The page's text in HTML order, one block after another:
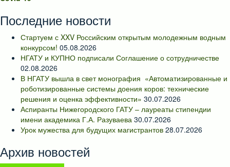
Последние новости
Стартуем с XXV Российским открытым молодежным водным
конкурсом! 05.08.2026
НГАТУ и КУПНО подписали Соглашение о сотрудничестве
02.08.2026
В НГАТУ вышла в свет монография «Автоматизированные и
роботизированные системы доения коров: технические
решения и оценка эффективности» 30.07.2026
Аспиранты Нижегородского ГАТУ – лауреаты стипендии
имени академика Г.А. Разуваева 30.07.2026
Урок мужества для будущих магистрантов 28.07.2026
Архив новостей